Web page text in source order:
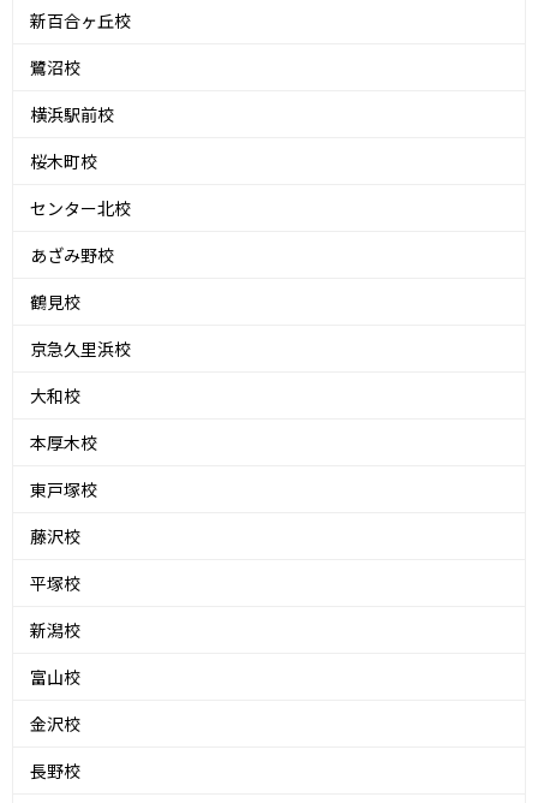
新百合ヶ丘校
鷺沼校
横浜駅前校
桜木町校
センター北校
あざみ野校
鶴見校
京急久里浜校
大和校
本厚木校
東戸塚校
藤沢校
平塚校
新潟校
富山校
金沢校
長野校